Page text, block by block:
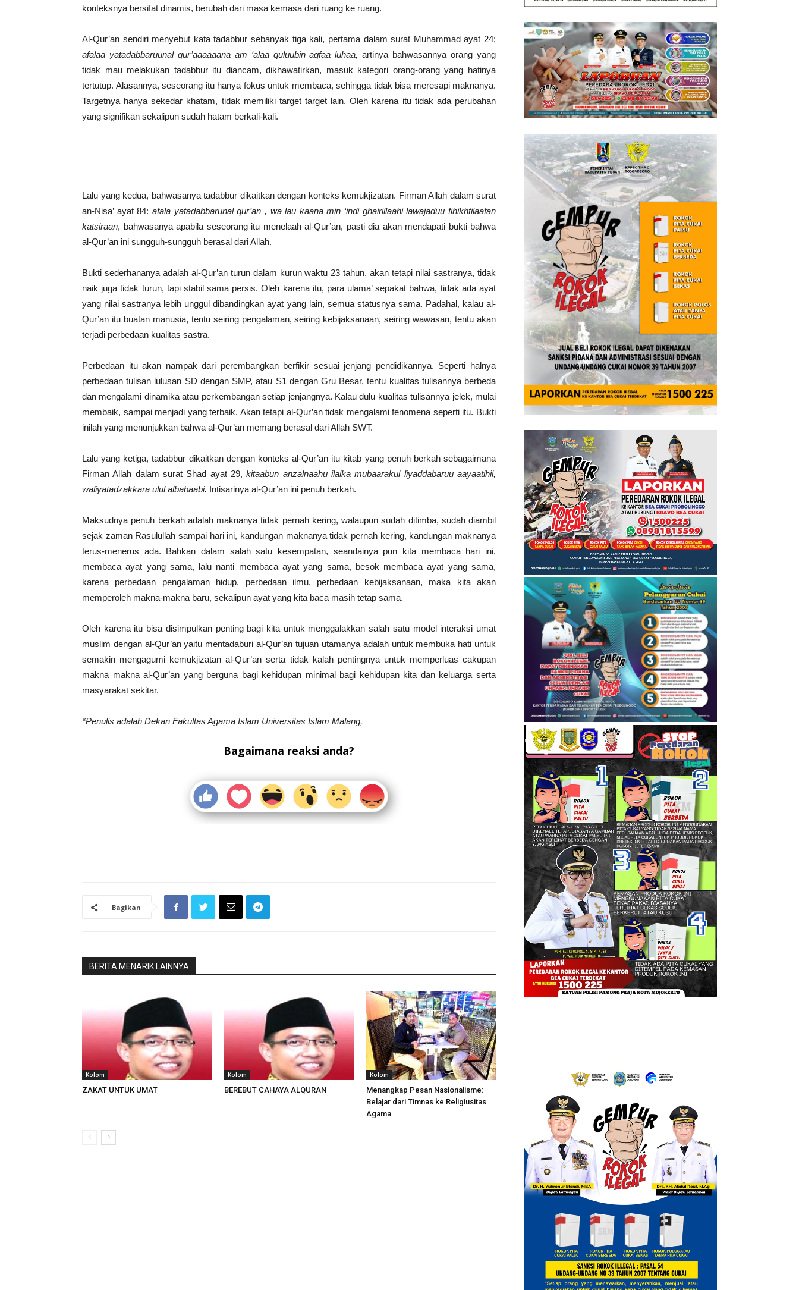
konteksnya bersifat dinamis, berubah dari masa kemasa dari ruang ke ruang.
Al-Qur’an sendiri menyebut kata tadabbur sebanyak tiga kali, pertama dalam surat Muhammad ayat 24;
afalaa yatadabbaruunal qur’aaaaaana am ‘alaa quluubin aqfaa luhaa, artinya bahwasannya orang yang
tidak mau melakukan tadabbur itu diancam, dikhawatirkan, masuk kategori orang-orang yang hatinya
tertutup. Alasannya, seseorang itu hanya fokus untuk membaca, sehingga tidak bisa meresapi maknanya.
Targetnya hanya sekedar khatam, tidak memiliki target target lain. Oleh karena itu tidak ada perubahan
yang signifikan sekalipun sudah hatam berkali-kali.
Lalu yang kedua, bahwasanya tadabbur dikaitkan dengan konteks kemukjizatan. Firman Allah dalam surat
an-Nisa’ ayat 84: afala yatadabbarunal qur’an , wa lau kaana min ‘indi ghairillaahi lawajaduu fihikhtilaafan
katsiraan, bahwasanya apabila seseorang itu menelaah al-Qur’an, pasti dia akan mendapati bukti bahwa
al-Qur’an ini sungguh-sungguh berasal dari Allah.
Bukti sederhananya adalah al-Qur’an turun dalam kurun waktu 23 tahun, akan tetapi nilai sastranya, tidak
naik juga tidak turun, tapi stabil sama persis. Oleh karena itu, para ulama’ sepakat bahwa, tidak ada ayat
yang nilai sastranya lebih unggul dibandingkan ayat yang lain, semua statusnya sama. Padahal, kalau al-
Qur’an itu buatan manusia, tentu seiring pengalaman, seiring kebijaksanaan, seiring wawasan, tentu akan
terjadi perbedaan kualitas sastra.
Perbedaan itu akan nampak dari perembangkan berfikir sesuai jenjang pendidikannya. Seperti halnya
perbedaan tulisan lulusan SD dengan SMP, atau S1 dengan Gru Besar, tentu kualitas tulisannya berbeda
dan mengalami dinamika atau perkembangan setiap jenjangnya. Kalau dulu kualitas tulisannya jelek, mulai
membaik, sampai menjadi yang terbaik. Akan tetapi al-Qur’an tidak mengalami fenomena seperti itu. Bukti
inilah yang menunjukkan bahwa al-Qur’an memang berasal dari Allah SWT.
Lalu yang ketiga, tadabbur dikaitkan dengan konteks al-Qur’an itu kitab yang penuh berkah sebagaimana
Firman Allah dalam surat Shad ayat 29,kitaabun anzalnaahu ilaika mubaarakul liyaddabaruu aayaatihii,
waliyatadzakkara ulul albabaabi. Intisarinya al-Qur’an ini penuh berkah.
Maksudnya penuh berkah adalah maknanya tidak pernah kering, walaupun sudah ditimba, sudah diambil
sejak zaman Rasulullah sampai hari ini, kandungan maknanya tidak pernah kering, kandungan maknanya
terus-menerus ada. Bahkan dalam salah satu kesempatan, seandainya pun kita membaca hari ini,
membaca ayat yang sama, lalu nanti membaca ayat yang sama, besok membaca ayat yang sama,
karena perbedaan pengalaman hidup, perbedaan ilmu, perbedaan kebijaksanaan, maka kita akan
memperoleh makna-makna baru, sekalipun ayat yang kita baca masih tetap sama.
Oleh karena itu bisa disimpulkan penting bagi kita untuk menggalakkan salah satu model interaksi umat
muslim dengan al-Qur’an yaitu mentadaburi al-Qur’an tujuan utamanya adalah untuk membuka hati untuk
semakin mengagumi kemukjizatan al-Qur’an serta tidak kalah pentingnya untuk memperluas cakupan
makna makna al-Qur’an yang berguna bagi kehidupan minimal bagi kehidupan kita dan keluarga serta
masyarakat sekitar.
*Penulis adalah Dekan Fakultas Agama Islam Universitas Islam Malang,
Bagaimana reaksi anda?
Bagikan
BERITA MENARIK LAINNYA
Kolom
ZAKAT UNTUK UMAT
Kolom
BEREBUT CAHAYA ALQURAN
Kolom
Menangkap Pesan Nasionalisme:
Belajar dari Timnas ke Religiusitas
Agama